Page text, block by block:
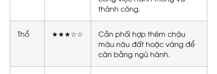
thành công.
Thổ ★★★☆☆
Cần phối hợp thêm chậu
màu nâu đất hoặc vàng để
cân bằng ngũ hành.